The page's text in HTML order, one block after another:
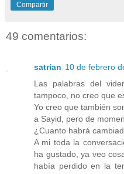
Compartir
49 comentarios:
satrian 10 de febrero
Las palabras del
tampoco, no creo que
Yo creo que también
a Sayid, pero de
¿Cuanto habrá
A mi toda la
ha gustado, ya veo
había perdido en la